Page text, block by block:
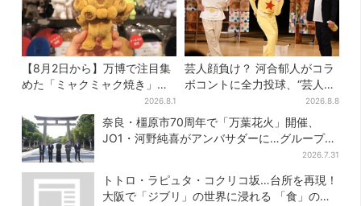
【8月2日から】万博で注目集
めた「ミャクミャク焼き」初
グッズ化！大阪・梅田だけの
新商品が登場
2026.8.1
芸人顔負け？ 河合郁人がコラ
ボコントに全力投球、“芸人も
恥ずかしくてやらない”ギャグ
にも挑戦
2026.8.8
奈良・橿原市70周年で「万葉花火」開催、
JO1・河野純喜がアンバサダーに…グループ楽
2026.7.31
トトロ・ラピュタ・コクリコ坂…台所を再現！
大阪で「ジブリ」の世界に浸れる 「食」の展